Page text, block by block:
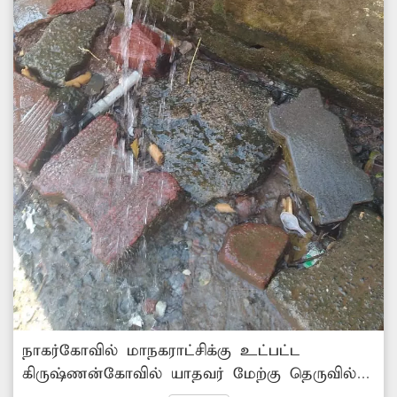
நாகர்கோவில் மாநகராட்சிக்கு உட்பட்ட
கிருஷ்ணன்கோவில் யாதவர் மேற்கு தெருவில்